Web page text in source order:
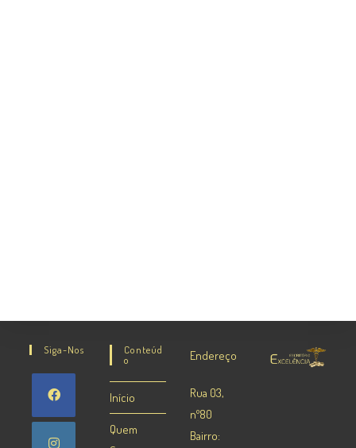
Siga-Nos
Conteúd
O
Início
Quem
Endereço
Rua 03,
nº80
Bairro: